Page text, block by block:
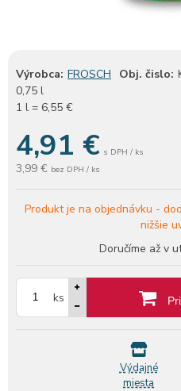
Výrobca: FROSCH Obj. čislo:
0,75 l
1 l = 6,55 €
4,91 € s DPH / ks
3,99 € bez DPH / ks
Produkt je na objednávku -
nižšie
Doručíme až v
ks
Výdajné
miesta